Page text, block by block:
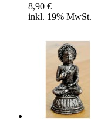
8,90 €
inkl. 19%